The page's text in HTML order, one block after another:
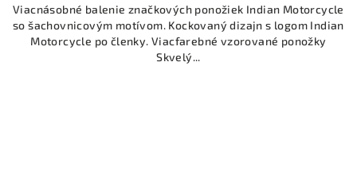
Viacnásobné balenie značkových ponožiek Indian Motorcycle
so šachovnicovým motívom. Kockovaný dizajn s logom Indian
Motorcycle po členky. Viacfarebné vzorované ponožky
Skvelý...